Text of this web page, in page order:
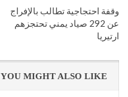
وقفة احتجاجية تطالب بالإفراج
عن 292 صياد يمني تحتجزهم
ارتيريا
YOU MIGHT ALSO LIKE